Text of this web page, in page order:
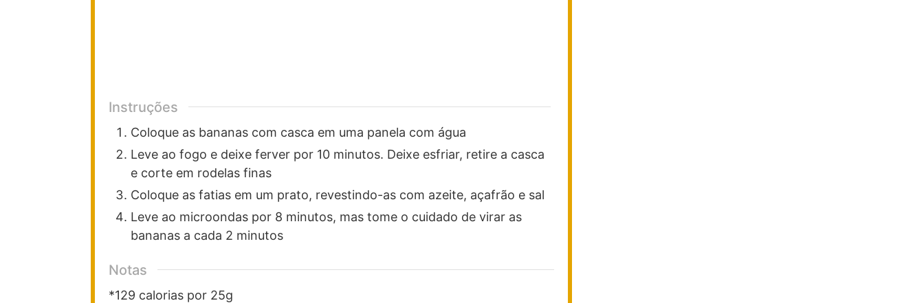
Instruções
Coloque as bananas com casca em uma panela com água
Leve ao fogo e deixe ferver por 10 minutos. Deixe esfriar, retire a casca
e corte em rodelas finas
Coloque as fatias em um prato, revestindo-as com azeite, açafrão e sal
Leve ao microondas por 8 minutos, mas tome o cuidado de virar as
bananas a cada 2 minutos
Notas
*129 calorias por 25g